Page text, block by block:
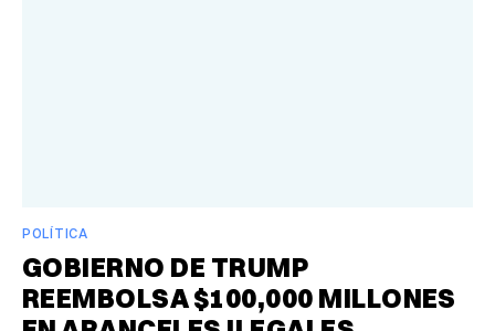
POLÍTICA
GOBIERNO DE TRUMP
REEMBOLSA $100,000 MILLONES